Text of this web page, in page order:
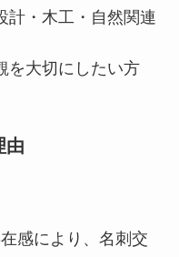
計・木工・自然関連
を大切にしたい方
由
感により、名刺交